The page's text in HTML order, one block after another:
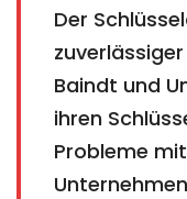
Der
Baindt und
ihren
Probleme